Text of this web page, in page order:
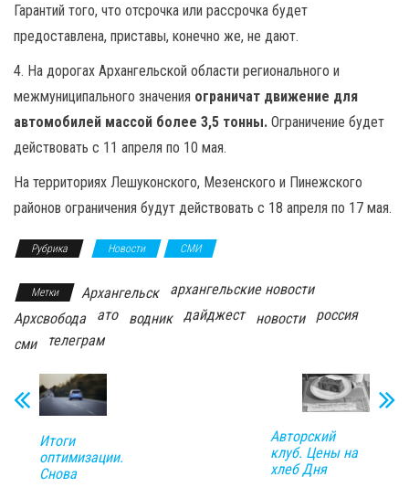
Гарантий того, что отсрочка или рассрочка будет
предоставлена, приставы, конечно же, не дают.
4. На дорогах Архангельской области регионального и
межмуниципального значения ограничат движение для
автомобилей массой более 3,5 тонны. Ограничение будет
действовать с 11 апреля по 10 мая.
На территориях Лешуконского, Мезенского и Пинежского
районов ограничения будут действовать с 18 апреля по 17 мая.
Рубрика Новости СМИ
Метки Архангельск
архангельские новости
Архсвобода
ато водник дайджест новости
россия
сми
телеграм
Итоги
оптимизации.
Снова
Авторский
клуб. Цены на
хлеб Дня